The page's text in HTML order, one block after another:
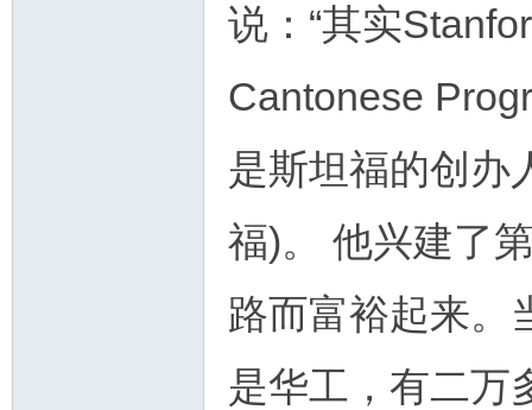
说：“其实
Cantonese
是斯坦福的创办
福)。 他兴建了
路而富裕起来。
是华工，有二万